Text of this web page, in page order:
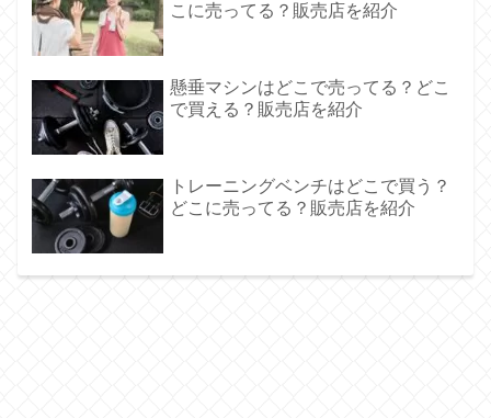
こに売ってる？販売店を紹介
懸垂マシンはどこで売ってる？どこ
で買える？販売店を紹介
トレーニングベンチはどこで買う？
どこに売ってる？販売店を紹介